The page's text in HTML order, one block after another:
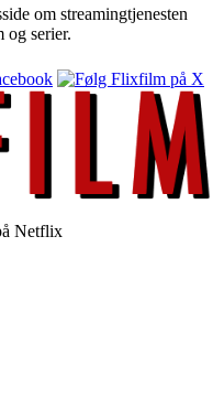
om streamingtjenesten
og serier.
Netflix